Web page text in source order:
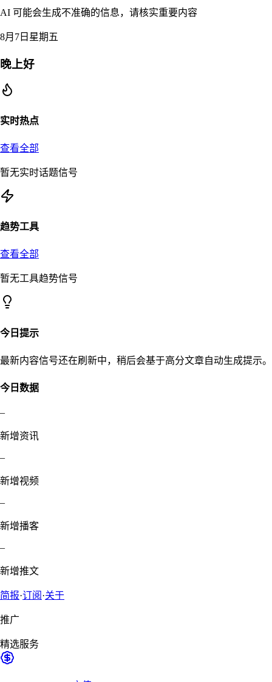
AI 可能会生成不准确的信息，请核实重要内容
8月7日星期五
晚上好
实时热点
查看全部
暂无实时话题信号
趋势工具
查看全部
暂无工具趋势信号
今日提示
最新内容信号还在刷新中，稍后会基于高分文章自动生成提示。
今日数据
–
新增资讯
–
新增视频
–
新增播客
–
新增推文
简报·订阅 ·关于
推广
精选服务